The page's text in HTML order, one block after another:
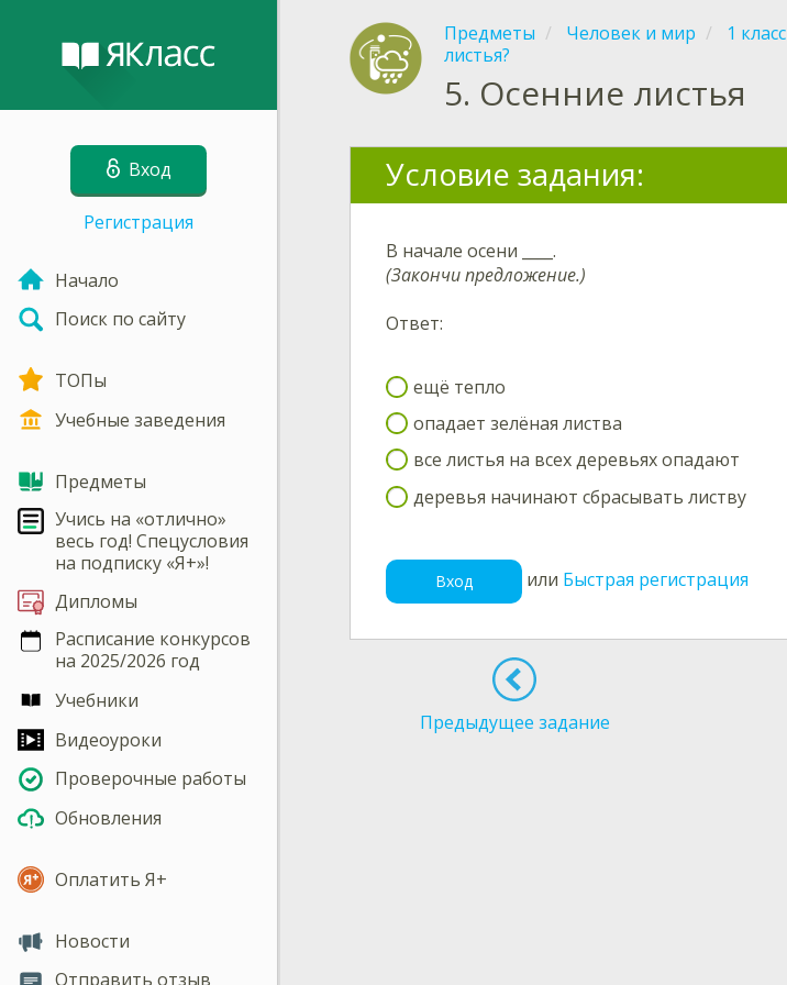
Вход
Регистрация
Начало
Поиск по сайту
ТОПы
Учебные заведения
Предметы
Учись на «отлично»
весь год! Спецусловия
на подписку «Я+»!
Дипломы
Расписание конкурсов
на 2025/2026 год
Учебники
Видеоуроки
Проверочные работы
Обновления
Оплатить Я+
Новости
Отправить отзыв
Предметы Человек и мир 1 класс
листья?
5. Осенние листья
Условие задания:
В начале осени ____.
(Закончи предложение.)
Ответ:
ещё тепло
опадает зелёная листва
все листья на всех деревьях опадают
деревья начинают сбрасывать листву
Вход или Быстрая регистрация
Предыдущее задание